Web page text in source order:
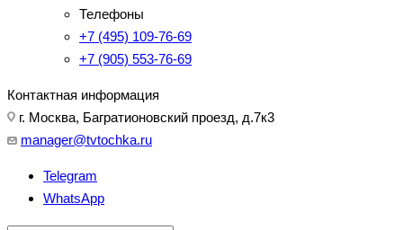
Телефоны
+7 (495) 109-76-69
+7 (905) 553-76-69
Контактная информация
г. Москва, Багратионовский проезд, д.7к3
manager@tvtochka.ru
Telegram
WhatsApp